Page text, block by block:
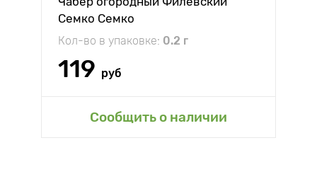
Семко Семко
Кол-во в упаковке: 0.2 г
119 руб
Сообщить о наличии